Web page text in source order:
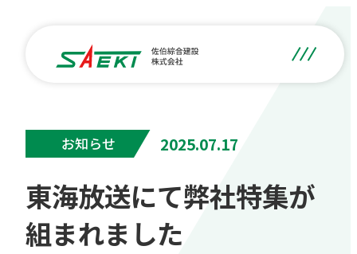
お知らせ 2025.07.17
東海放送にて弊社特集が
組まれました